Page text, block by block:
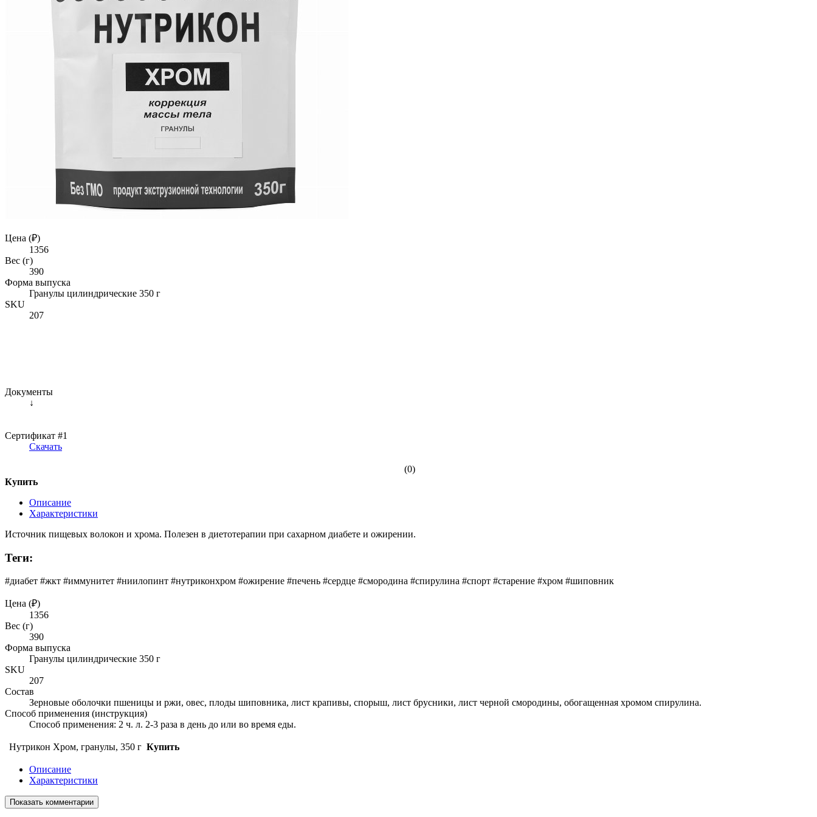
Цена (₽)
1356
Вес (г)
390
Форма выпуска
Гранулы цилиндрические 350 г
SKU
207
Документы
↓
Сертификат #1
Скачать
(0)
Купить
Описание
Характеристики
Источник пищевых волокон и хрома. Полезен в диетотерапии при сахарном диабете и ожирении.
Теги:
#диабет #жкт #иммунитет #ниилопинт #нутриконхром #ожирение #печень #сердце #смородина #спирулина #спорт #старение #хром #шиповник
Цена (₽)
1356
Вес (г)
390
Форма выпуска
Гранулы цилиндрические 350 г
SKU
207
Состав
Зерновые оболочки пшеницы и ржи, овес, плоды шиповника, лист крапивы, спорыш, лист брусники, лист черной смородины, обогащенная хромом спирулина.
Способ применения (инструкция)
Способ применения: 2 ч. л. 2-3 раза в день до или во время еды.
Нутрикон Хром, гранулы, 350 г Купить
Описание
Характеристики
Показать комментарии